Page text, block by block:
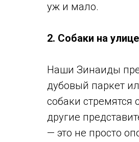
уж и мало.
2. Собаки на
Наши Зинаиды
дубовый паркет
собаки стремятся
другие
— это не просто